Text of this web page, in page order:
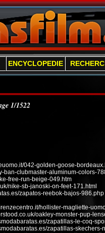
ENCYCLOPEDIE
1/1522
042-golden-goose-
ban-clubmaster-aluminum-colors-
free-run-beige-049.htm
nike-sb-janoski-on-feet-171.html
zapatos-reebok-bajos-986.php
hollister-magliette-
oakley-monster-pup-
zapatillas-le-coq-
zapatillas-